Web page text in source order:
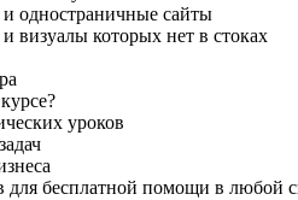
и одностраничные сайты
визуалы которых нет в стоках
уроков
для бесплатной помощи в любой